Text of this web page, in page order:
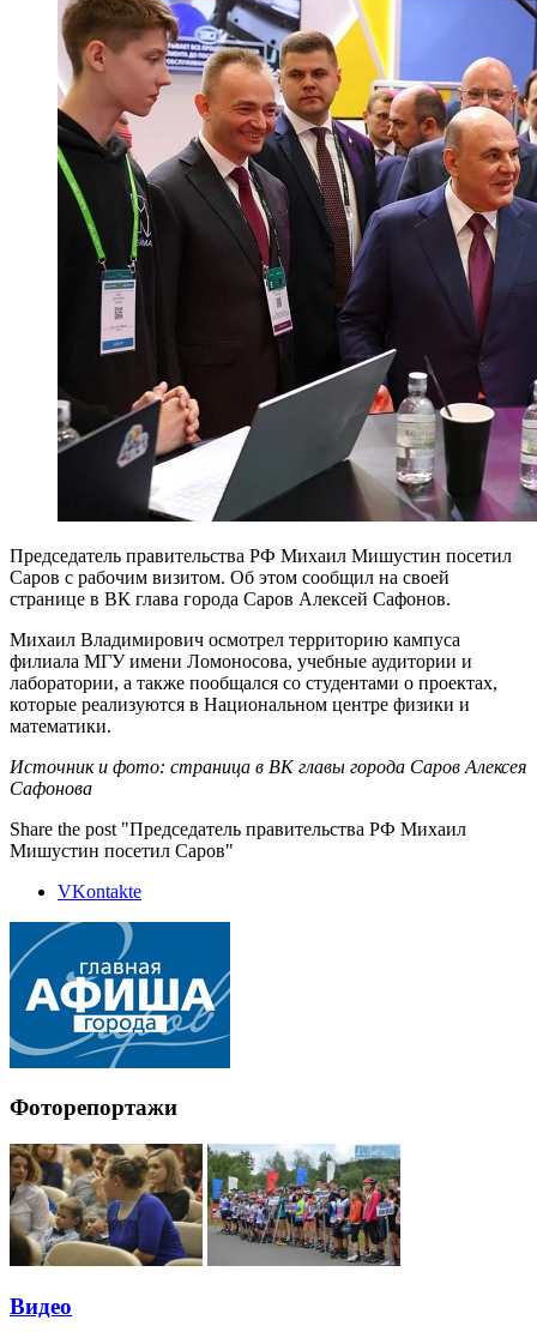
Председатель правительства РФ Михаил Мишустин посетил
Саров с рабочим визитом. Об этом сообщил на своей
странице в ВК глава города Саров Алексей Сафонов.
Михаил Владимирович осмотрел территорию кампуса
филиала МГУ имени Ломоносова, учебные аудитории и
лаборатории, а также пообщался со студентами о проектах,
которые реализуются в Национальном центре физики и
математики.
Источник и фото: страница в ВК главы города Саров Алексея
Сафонова
Share the post "Председатель правительства РФ Михаил
Мишустин посетил Саров"
VKontakte
Фоторепортажи
Видео